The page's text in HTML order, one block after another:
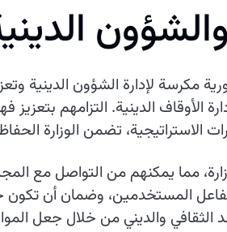
مكرسة لإدارة الشؤون الدينية
الأوقاف الدينية. التزامهم
الاستراتيجية، تضمن الوزارة
مما يمكنهم من التواصل مع
المستخدمين، وضمان أن
الثقافي والديني من خلال جعل